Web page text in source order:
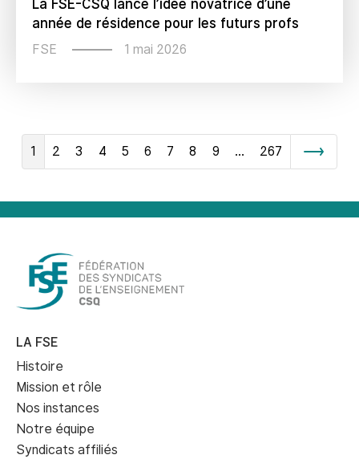
La FSE-CSQ lance l’idée novatrice d’une
année de résidence pour les futurs profs
FSE 1 mai 2026
1 2 3 4 5 6 7 8 9 … 267 Suivant
LA FSE
Histoire
Mission et rôle
Nos instances
Notre équipe
Syndicats affiliés